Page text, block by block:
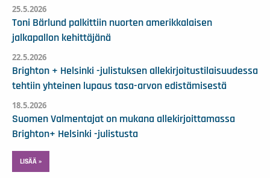
25.5.2026
Toni Bärlund palkittiin nuorten amerikkalaisen
jalkapallon kehittäjänä
22.5.2026
Brighton + Helsinki -julistuksen allekirjoitustilaisuudessa
tehtiin yhteinen lupaus tasa-arvon edistämisestä
18.5.2026
Suomen Valmentajat on mukana allekirjoittamassa
Brighton+ Helsinki -julistusta
LISÄÄ »